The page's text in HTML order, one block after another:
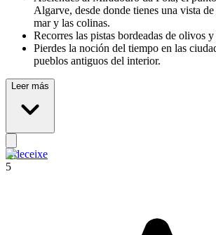
Algarve, desde donde tienes una vista
mar y las colinas.
Recorres las pistas bordeadas de olivos
Pierdes la noción del tiempo en las
pueblos antiguos del interior.
Leer más
Odeceixe
5